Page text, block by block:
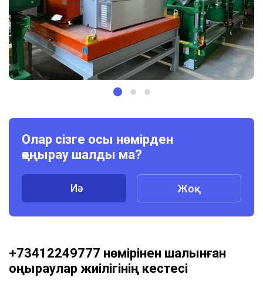
Олар сізге осы нөмірден
қоңырау шалды ма?
Иә Жоқ
+73412249777 нөмірінен шалынған
қоңыраулар жиілігінің кестесі